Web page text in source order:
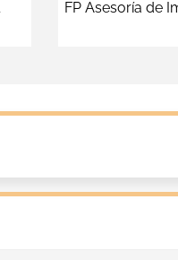
FP Asesoría de